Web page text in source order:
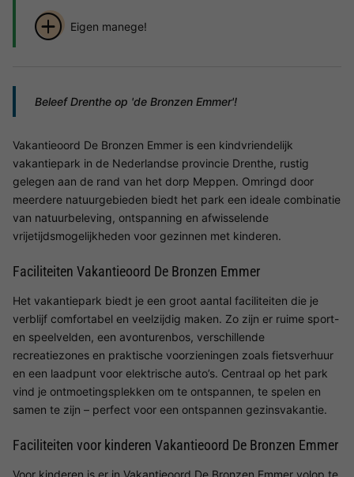
Eigen manege!
Beleef Drenthe op 'de Bronzen Emmer'!
Vakantieoord De Bronzen Emmer is een kindvriendelijk
vakantiepark in de Nederlandse provincie Drenthe, rustig
gelegen aan de rand van het dorp Meppen. Omringd door
meerdere natuurgebieden biedt het park een ideale combinatie
van natuurbeleving, ontspanning en afwisselende
vrijetijdsmogelijkheden voor gezinnen met kinderen.
Faciliteiten Vakantieoord De Bronzen Emmer
Het vakantiepark biedt je een groot aantal faciliteiten die je
verblijf comfortabel en veelzijdig maken. Zo zijn er ruime sport-
en speelvelden, een avonturenbos, verschillende
recreatiezones en praktische voorzieningen zoals fietsverhuur
en een laadpunt voor elektrische auto’s. Centraal op het park
vind je ontmoetingsplekken om te ontspannen, te spelen en
samen te zijn – perfect voor een ontspannen gezinsvakantie.
Faciliteiten voor kinderen Vakantieoord De Bronzen Emmer